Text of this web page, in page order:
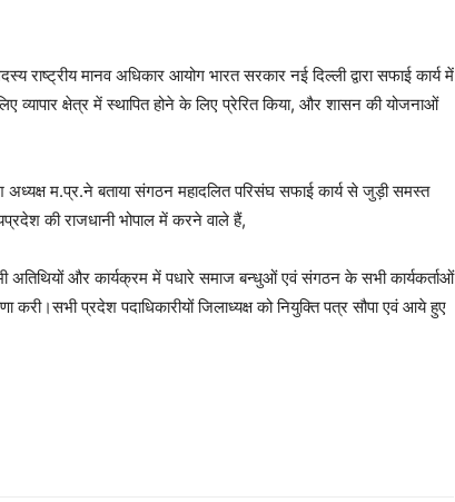
राष्ट्रीय मानव अधिकार आयोग भारत सरकार नई दिल्ली द्वारा सफाई कार्य में
व्यापार क्षेत्र में स्थापित होने के लिए प्रेरित किया, और शासन की योजनाओं
म.प्र.ने बताया संगठन महादलित परिसंघ सफाई कार्य से जुड़ी समस्त
की राजधानी भोपाल में करने वाले हैं,
अतिथियों और कार्यक्रम में पधारे समाज बन्धुओं एवं संगठन के सभी कार्यकर्ताओं
करी।सभी प्रदेश पदाधिकारीयों जिलाध्यक्ष को नियुक्ति पत्र सौपा एवं आये हुए